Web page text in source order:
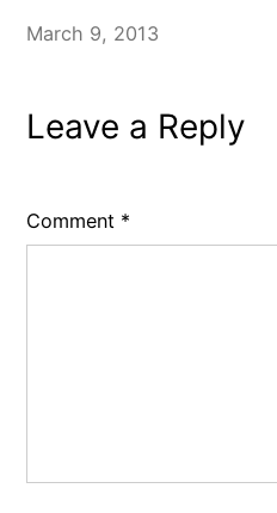
March 9, 2013
Leave a Reply
Comment *